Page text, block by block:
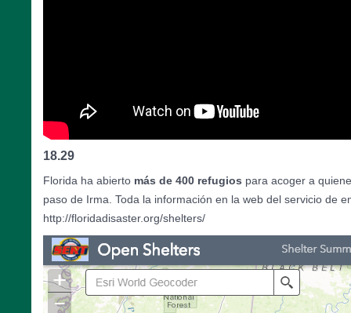
18.29
Florida ha abierto más de 400 refugios para acoger a
paso de Irma. Toda la información en la web del servicio de
http://floridadisaster.org/shelters/